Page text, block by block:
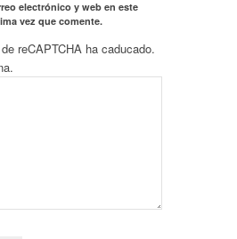
electrónico y web en este
vez que comente.
reCAPTCHA ha caducado.